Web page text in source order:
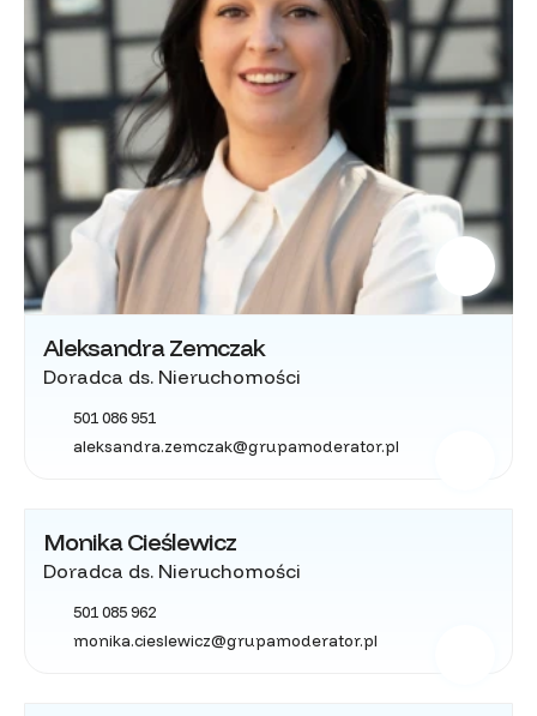
Aleksandra Zemczak
Doradca ds. Nieruchomości
501 086 951
aleksandra.zemczak@grupamoderator.pl
Monika Cieślewicz
Doradca ds. Nieruchomości
501 085 962
monika.cieslewicz@grupamoderator.pl